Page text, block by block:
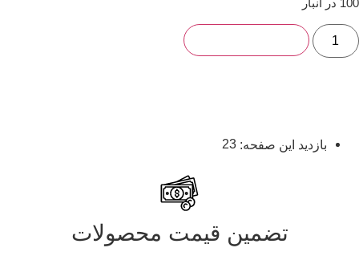
100 در انبار
بازدید این صفحه: 23
تضمین قیمت محصولات